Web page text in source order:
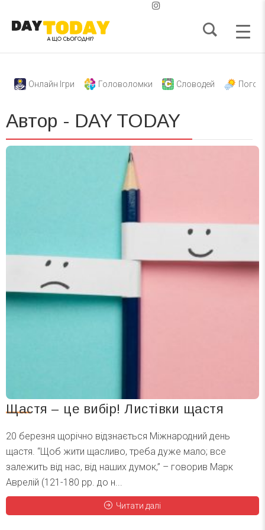
Онлайн Ігри Головоломки Словодей
Автор - DAY TODAY
Щастя – це вибір! Листівки щастя
20 березня щорічно відзнається Міжнародний день
щастя. “Щоб жити щасливо, треба дуже мало; все
залежить від нас, від наших думок,” – говорив Марк
Аврелій (121-180 рр. до н...
Читати далі